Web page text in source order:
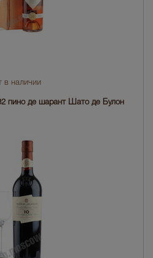
в наличии
пино де шарант Шато де Булон